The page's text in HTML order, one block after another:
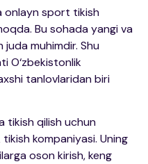
onlayn sport tikish
Bu sohada yangi va
muhimdir. Shu
O‘zbekistonlik
tanlovlaridan biri
tikish qilish uchun
kompaniyasi. Uning
oson kirish, keng